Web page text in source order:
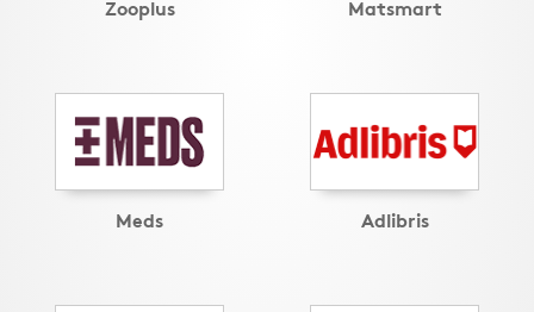
Zooplus Matsmart
Meds Adlibris